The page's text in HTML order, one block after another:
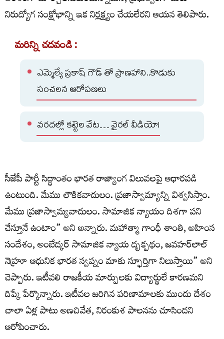
నిరుద్యోగ సంక్షోభాన్ని ఇక నిర్లక్ష్యం చేయలేరని ఆయన తెలిపారు.
మరిన్ని చదవండి :
ఎమ్మెల్యే ప్రకాష్ గౌడ్ తో ప్రాణహాని..కొడుకు
సంచలన ఆరోపణలు
వరదల్లో కట్టెల వేట… వైరల్ వీడియో!
సీజేపీ పార్టీ సిద్ధాంతం భారత రాజ్యాంగ విలువలపై ఆధారపడి
ఉంటుంది. మేము లౌకికవాదులం. ప్రజాస్వామ్యాన్ని విశ్వసిస్తాం.
మేము ప్రజాస్వామ్యవాదులం. సామాజిక న్యాయం దిశగా పని
చేస్తూనే ఉంటాం” అని అన్నారు. మహాత్మా గాంధీ శాంతి, అహింస
సందేశం, అంబేద్కర్ సామాజిక న్యాయ దృక్పథం, జవహర్‌లాల్
నెహ్రూ ఆధునిక భారత స్వప్నం మాకు స్ఫూర్తిగా నిలుస్తాయి” అని
చెప్పారు. ఇటీవలి రాజకీయ మార్పులకు విద్యార్థులే కారణమని
దిప్కే పేర్కొన్నారు. ఇటీవల జరిగిన పరిణామాలకు ముందు దేశం
చాలా ఏళ్ల పాటు అణచివేత, నిరంకుశ పాలనను చూసిందని
ఆరోపించారు.